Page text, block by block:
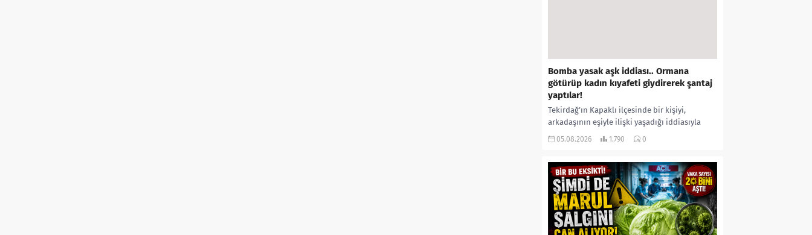
Bomba yasak aşk iddiası.. Ormana
götürüp kadın kıyafeti giydirerek şantaj
yaptılar!
Tekirdağ’ın Kapaklı ilçesinde bir kişiyi,
arkadaşının eşiyle ilişki yaşadığı iddiasıyla
ormanlık alana götürerek zorla kadın
05.08.2026 1.790 0